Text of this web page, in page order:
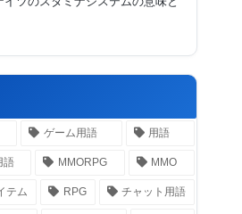
ゲーム用語 用語
語 MMORPG MMO
テム RPG チャット用語